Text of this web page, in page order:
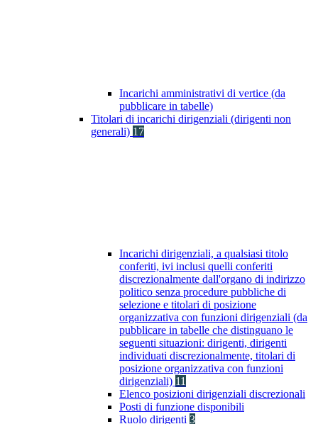
Incarichi amministrativi di vertice (da
pubblicare in tabelle)
Titolari di incarichi dirigenziali (dirigenti non
generali) 17
Incarichi dirigenziali, a qualsiasi titolo
conferiti, ivi inclusi quelli conferiti
discrezionalmente dall'organo di indirizzo
politico senza procedure pubbliche di
selezione e titolari di posizione
organizzativa con funzioni dirigenziali (da
pubblicare in tabelle che distinguano le
seguenti situazioni: dirigenti, dirigenti
individuati discrezionalmente, titolari di
posizione organizzativa con funzioni
dirigenziali) 11
Elenco posizioni dirigenziali discrezionali
Posti di funzione disponibili
Ruolo dirigenti 3